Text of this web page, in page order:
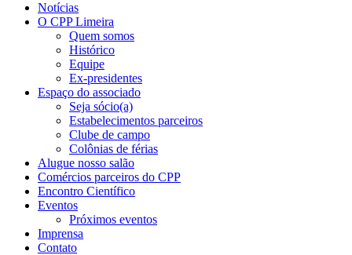
Notícias
O CPP Limeira
Quem somos
Histórico
Equipe
Ex-presidentes
Espaço do associado
Seja sócio(a)
Estabelecimentos parceiros
Clube de campo
Colônias de férias
Alugue nosso salão
Comércios parceiros do CPP
Encontro Científico
Eventos
Próximos eventos
Imprensa
Contato